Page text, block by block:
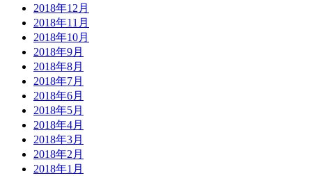
2018年12月
2018年11月
2018年10月
2018年9月
2018年8月
2018年7月
2018年6月
2018年5月
2018年4月
2018年3月
2018年2月
2018年1月